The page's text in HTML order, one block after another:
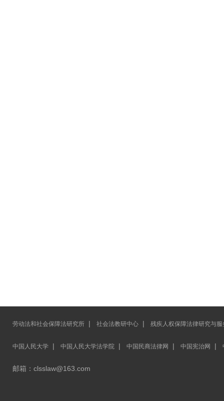
劳动法和社会保障法研究所 | 社会法教研中心 | 残疾人权保障法律研究与服
中国人民大学 | 中国人民大学法学院 | 中国民商法律网 | 中国宪治网 |
邮箱：clsslaw@163.com